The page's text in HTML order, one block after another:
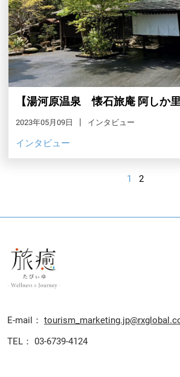
【湯河原温泉 懐石旅庵 阿しか里
2023年05月09日 インタビュー
インタビュー
1 2
E-mail：
TEL： 03-6739-4124